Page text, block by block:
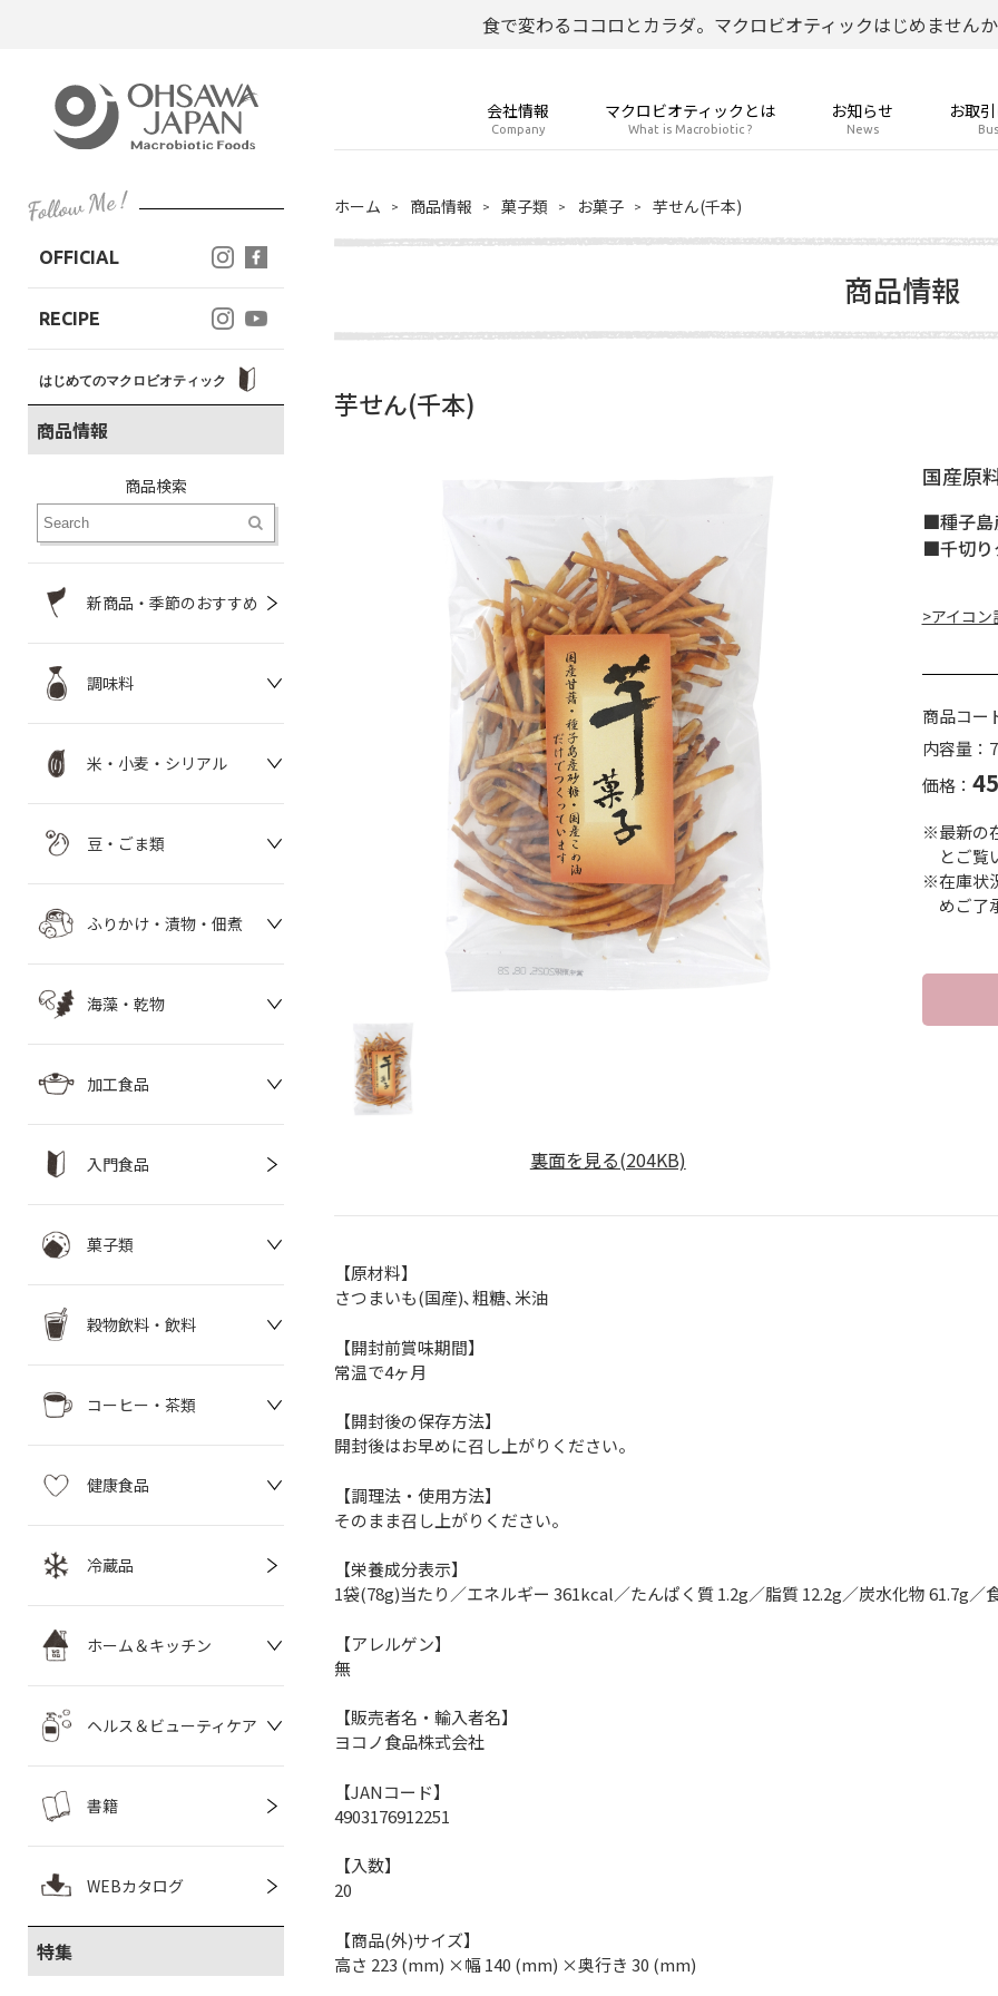
食で変わるココロとカラダ。マクロビオティックはじめません
会社情報
Company
マクロビオティックとは
What is Macrobiotic ?
お知らせ
News
お取
OFFICIAL
RECIPE
はじめてのマクロビオティック
商品情報
商品検索
新商品・季節のおすすめ
調味料
米・小麦・シリアル
豆・ごま類
ふりかけ・漬物・佃煮
海藻・乾物
加工食品
入門食品
菓子類
穀物飲料・飲料
コーヒー・茶類
健康食品
冷蔵品
ホーム＆キッチン
ヘルス＆ビューティケア
書籍
WEBカタログ
特集
ホーム 商品情報 菓子類 お菓子 芋せん(千本)
商品情報
芋せん(千本)
裏面を見る(204KB)
国産原
■種子島
■千切り
>アイコン
商品コー
内容量：
価格：
※最新の
とご覧
※在庫状
めご了
【原材料】
さつまいも(国産)､粗糖､米油
【開封前賞味期間】
常温で4ヶ月
【開封後の保存方法】
開封後はお早めに召し上がりください。
【調理法・使用方法】
そのまま召し上がりください。
【栄養成分表示】
1袋(78g)当たり／エネルギー 361kcal／たんぱく質 1.2g／脂質 12.2g／炭水化物 61.7g／
【アレルゲン】
無
【販売者名・輸入者名】
ヨコノ食品株式会社
【JANコード】
4903176912251
【入数】
20
【商品(外)サイズ】
高さ 223 (mm) ×幅 140 (mm) ×奥行き 30 (mm)